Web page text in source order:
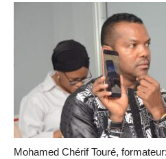
Mohamed Chérif Touré,